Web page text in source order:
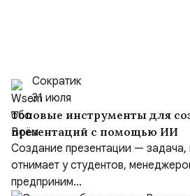
Сократик
31 июля
Топовые инструменты для
презентаций с помощью ИИ
Создание презентации — задача,
отнимает у студентов,
предприним...